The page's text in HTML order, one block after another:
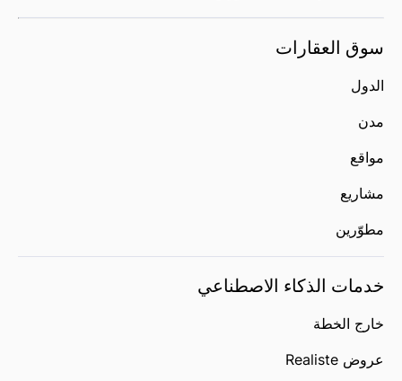
سوق العقارات
الدول
مدن
مواقع
مشاريع
مطوّرين
خدمات الذكاء الاصطناعي
خارج الخطة
عروض Realiste